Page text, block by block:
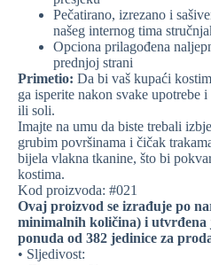
Pečatirano, izrezano i
našeg internog tima
Opciona prilagođena
prednjoj strani
Primetio: Da bi vaš kupaći
ga isperite nakon svake upotrebe
ili soli.
Imajte na umu da biste trebali
grubim površinama i čičak
bijela vlakna tkanine, što bi
kostima.
Kod proizvoda: #021
Ovaj proizvod se izrađuje po
minimalnih količina) i utvrđena
ponuda od 382 jedinice za
• Sljedivost: